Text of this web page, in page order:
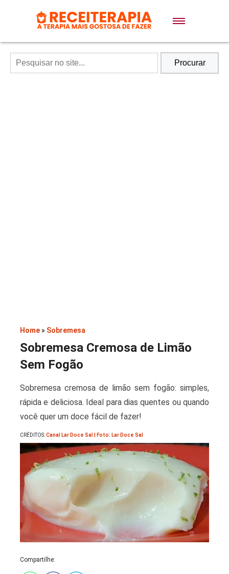
Doces e Sobremesas
Air Fryer
Procurar
Home » Sobremesa
Sobremesa Cremosa de Limão
Sem Fogão
Sobremesa cremosa de limão sem fogão: simples,
rápida e deliciosa. Ideal para dias quentes ou quando
você quer um doce fácil de fazer!
CRÉDITOS:Canal Lar Doce Sal | Foto: Lar Doce Sal
Compartilhe: